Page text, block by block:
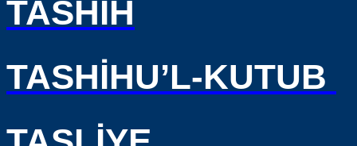
TASHİH
TASHİHU’L-KUTUB